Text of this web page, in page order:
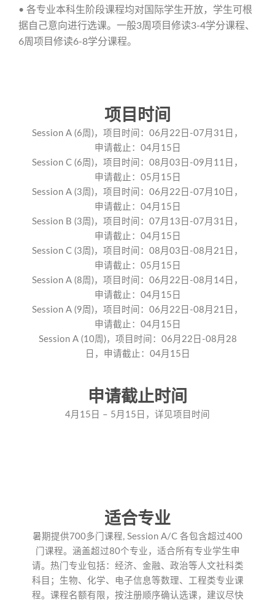
• 各专业本科生阶段课程均对国际学生开放，学生可根
据自己意向进行选课。一般3周项目修读3-4学分课程、
6周项目修读6-8学分课程。
项目时间
Session A (6周)，项目时间：06月22日-07月31日，
申请截止：04月15日
Session C (6周)，项目时间：08月03日-09月11日，
申请截止：05月15日
Session A (3周)，项目时间：06月22日-07月10日，
申请截止：04月15日
Session B (3周)，项目时间：07月13日-07月31日，
申请截止：04月15日
Session C (3周)，项目时间：08月03日-08月21日，
申请截止：05月15日
Session A (8周)，项目时间：06月22日-08月14日，
申请截止：04月15日
Session A (9周)，项目时间：06月22日-08月21日，
申请截止：04月15日
Session A (10周)，项目时间：06月22日-08月28
日，申请截止：04月15日
申请截止时间
4月15日 – 5月15日，详见项目时间
适合专业
暑期提供700多门课程, Session A/C 各包含超过400
门课程。涵盖超过80个专业，适合所有专业学生申
请。热门专业包括：经济、金融、政治等人文社科类
科目；生物、化学、电子信息等数理、工程类专业课
程。课程名额有限，按注册顺序确认选课，建议尽快